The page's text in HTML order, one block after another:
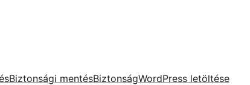
Biztonsági mentésBiztonságWordPress letöltése